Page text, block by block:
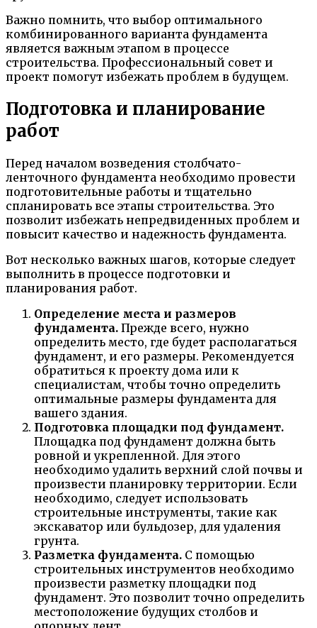
Важно помнить, что выбор оптимального
комбинированного варианта фундамента
является важным этапом в процессе
строительства. Профессиональный совет и
проект помогут избежать проблем в будущем.
Подготовка и планирование
работ
Перед началом возведения столбчато-
ленточного фундамента необходимо провести
подготовительные работы и тщательно
спланировать все этапы строительства. Это
позволит избежать непредвиденных проблем и
повысит качество и надежность фундамента.
Вот несколько важных шагов, которые следует
выполнить в процессе подготовки и
планирования работ.
Определение места и размеров
фундамента. Прежде всего, нужно
определить место, где будет располагаться
фундамент, и его размеры. Рекомендуется
обратиться к проекту дома или к
специалистам, чтобы точно определить
оптимальные размеры фундамента для
вашего здания.
Подготовка площадки под фундамент.
Площадка под фундамент должна быть
ровной и укрепленной. Для этого
необходимо удалить верхний слой почвы и
произвести планировку территории. Если
необходимо, следует использовать
строительные инструменты, такие как
экскаватор или бульдозер, для удаления
грунта.
Разметка фундамента. С помощью
строительных инструментов необходимо
произвести разметку площадки под
фундамент. Это позволит точно определить
местоположение будущих столбов и